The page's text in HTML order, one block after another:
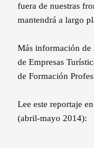
fuera de nuestras
mantendrá a largo
Más información de
de Empresas
de Formación
Lee este reportaje
(abril-mayo 2014):